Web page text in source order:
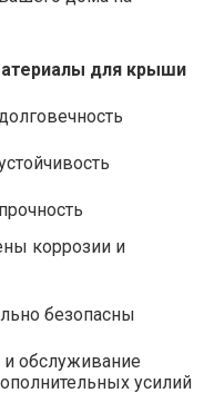
для крыши
коррозии и
безопасны
и обслуживание
усилий